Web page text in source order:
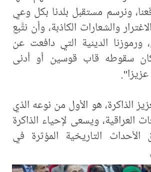
ونرسم مستقبل بلدنا بكل وعي
والشعارات الكاذبة، وأن نتَّبع
ورموزنا الدينية التي دافعت عن
كان سقوطه قاب قوسين أو أدنى
الذاكرة، هو الأول من نوعه الذي
العراقية، ويسعى لإحياء الذاكرة
الأحداث التاريخية المؤثرة في